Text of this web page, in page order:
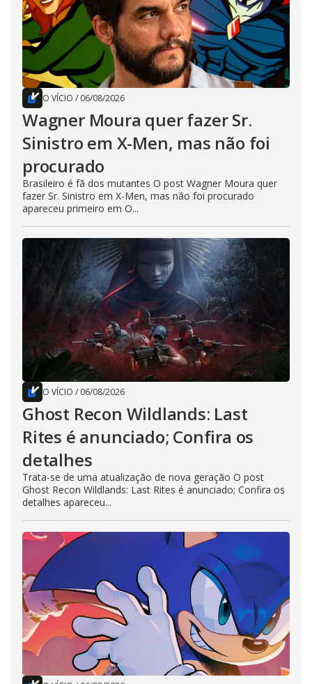
O VÍCIO / 06/08/2026
Wagner Moura quer fazer Sr.
Sinistro em X-Men, mas não foi
procurado
Brasileiro é fã dos mutantes O post Wagner Moura quer
fazer Sr. Sinistro em X-Men, mas não foi procurado
apareceu primeiro em O...
O VÍCIO / 06/08/2026
Ghost Recon Wildlands: Last
Rites é anunciado; Confira os
detalhes
Trata-se de uma atualização de nova geração O post
Ghost Recon Wildlands: Last Rites é anunciado; Confira os
detalhes apareceu...